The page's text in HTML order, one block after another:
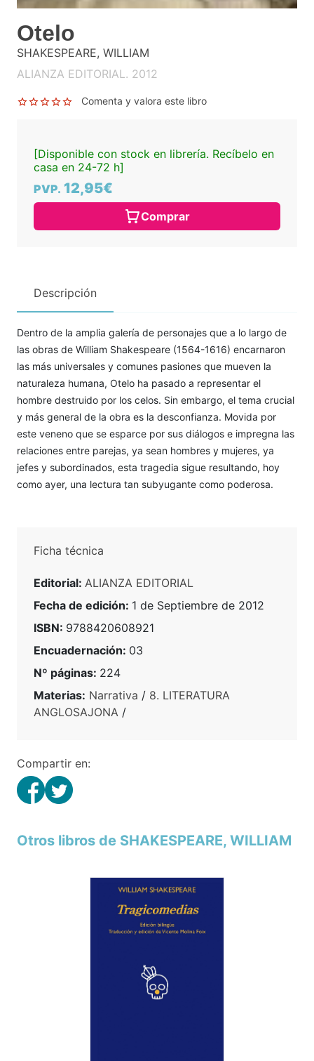
Otelo
SHAKESPEARE, WILLIAM
ALIANZA EDITORIAL. 2012
Comenta y valora este libro
[Disponible con stock en librería. Recíbelo en
casa en 24-72 h]
PVP. 12,95€
Comprar
Descripción
Dentro de la amplia galería de personajes que a lo largo de
las obras de William Shakespeare (1564-1616) encarnaron
las más universales y comunes pasiones que mueven la
naturaleza humana, Otelo ha pasado a representar el
hombre destruido por los celos. Sin embargo, el tema crucial
y más general de la obra es la desconfianza. Movida por
este veneno que se esparce por sus diálogos e impregna las
relaciones entre parejas, ya sean hombres y mujeres, ya
jefes y subordinados, esta tragedia sigue resultando, hoy
como ayer, una lectura tan subyugante como poderosa.
Ficha técnica
Editorial: ALIANZA EDITORIAL
Fecha de edición: 1 de Septiembre de 2012
ISBN: 9788420608921
Encuadernación: 03
Nº páginas: 224
Materias: Narrativa / 8. LITERATURA
ANGLOSAJONA /
Compartir en:
Otros libros de SHAKESPEARE, WILLIAM